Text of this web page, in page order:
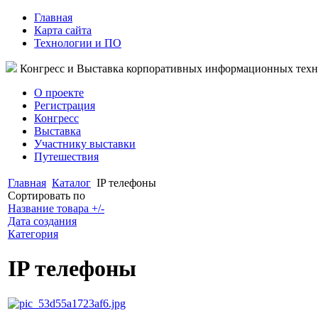
Главная
Карта сайта
Технологии и ПО
Конгресс и Выставка корпоративных информационных
О проекте
Регистрация
Конгресс
Выставка
Участнику выставки
Путешествия
Главная Каталог IP телефоны
Сортировать по
Название товара +/-
Дата создания
Категория
IP телефоны